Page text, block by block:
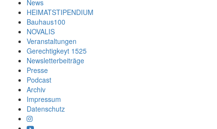
News
HEIMATSTIPENDIUM
Bauhaus100
NOVALIS
Veranstaltungen
Gerechtigkeyt 1525
Newsletterbeiträge
Presse
Podcast
Archiv
Impressum
Datenschutz